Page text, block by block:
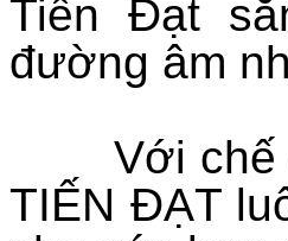
Tiến Đạt
đường âm
Với chế
TIẾN ĐẠT